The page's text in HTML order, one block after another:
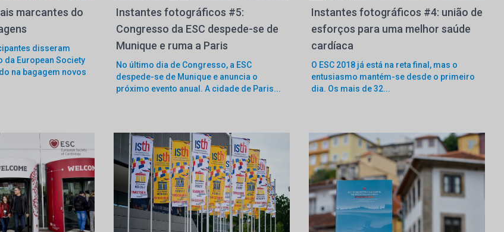
marcantes do
disseram
da European Society
na bagagem novos
Instantes fotográficos #5:
Congresso da ESC despede-se de
Munique e ruma a Paris
No último dia de Congresso, a ESC
despede-se de Munique e anuncia o
próximo evento anual. A cidade de Paris...
Instantes fotográficos #4: união de
esforços para uma melhor saúde
cardíaca
O ESC 2018 já está na reta final, mas o
entusiasmo mantém-se desde o primeiro
dia. Os mais de 32...